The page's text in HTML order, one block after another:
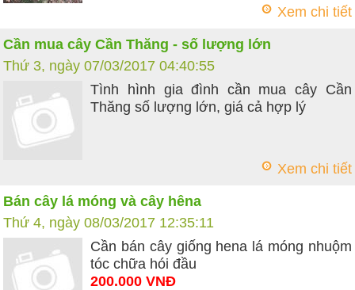
Xem chi tiết
Cần mua cây Cần Thăng - số lượng lớn
Thứ 3, ngày 07/03/2017 04:40:55
Tình hình gia đình cần mua cây Cần
Thăng số lượng lớn, giá cả hợp lý
Xem chi tiết
Bán cây lá móng và cây hêna
Thứ 4, ngày 08/03/2017 12:35:11
Cần bán cây giống hena lá móng nhuộm
tóc chữa hói đầu
200.000 VNĐ